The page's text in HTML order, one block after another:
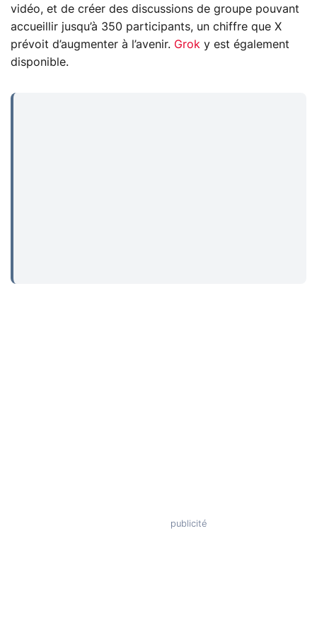
vidéo, et de créer des discussions de groupe pouvant
accueillir jusqu’à 350 participants, un chiffre que X
prévoit d’augmenter à l’avenir. Grok y est également
disponible.